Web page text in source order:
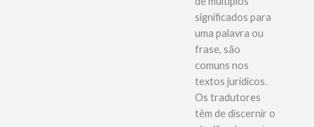
seja, a existência
de múltiplos
significados para
uma palavra ou
frase, são
comuns nos
textos jurídicos.
Os tradutores